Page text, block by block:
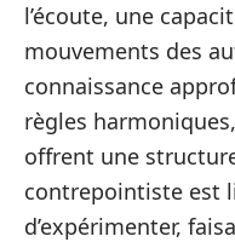
l’écoute, une
mouvements des
connaissance
règles
offrent une
contrepointiste est
d’expérimenter,